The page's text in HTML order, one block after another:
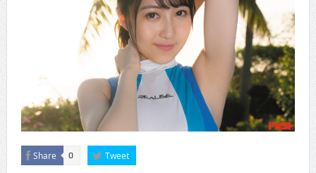
CINEMA×STYLE 294号
Share 0 Tweet